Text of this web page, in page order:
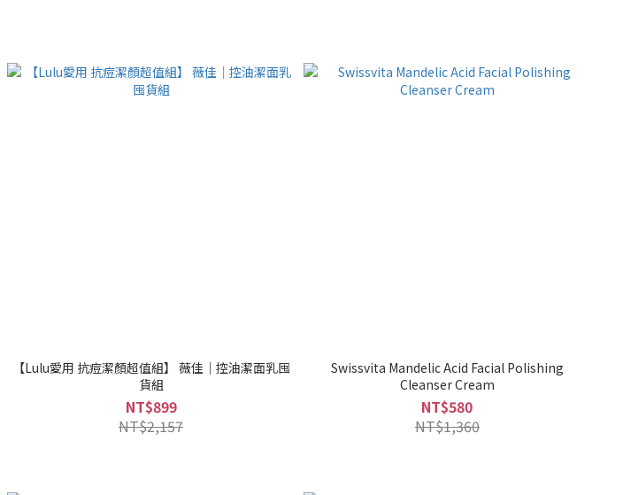
【Lulu愛用 抗痘潔顏超值組】 薇佳｜控油潔面乳囤
貨組
NT$899
NT$2,157
Swissvita Mandelic Acid Facial Polishing
Cleanser Cream
NT$580
NT$1,360